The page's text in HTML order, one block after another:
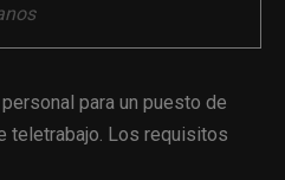
para un puesto de
teletrabajo. Los requisitos